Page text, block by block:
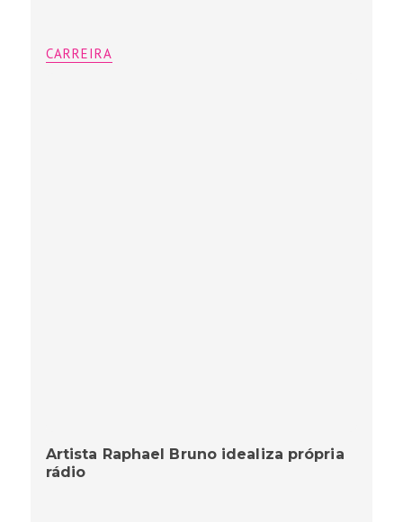
CARREIRA
Artista Raphael Bruno idealiza própria
rádio